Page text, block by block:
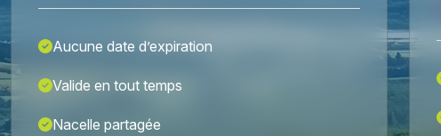
Aucune date d’expiration
Valide en tout temps
Nacelle partagée